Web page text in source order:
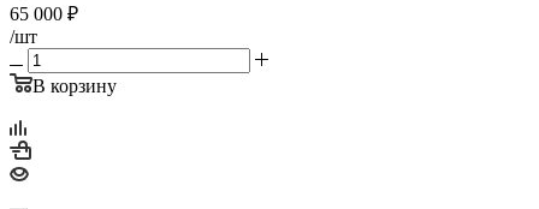
65 000 ₽
/шт
В корзину